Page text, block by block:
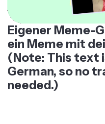
Eigener Meme-
ein Meme mit
(Note: This text
German, so no
needed.)